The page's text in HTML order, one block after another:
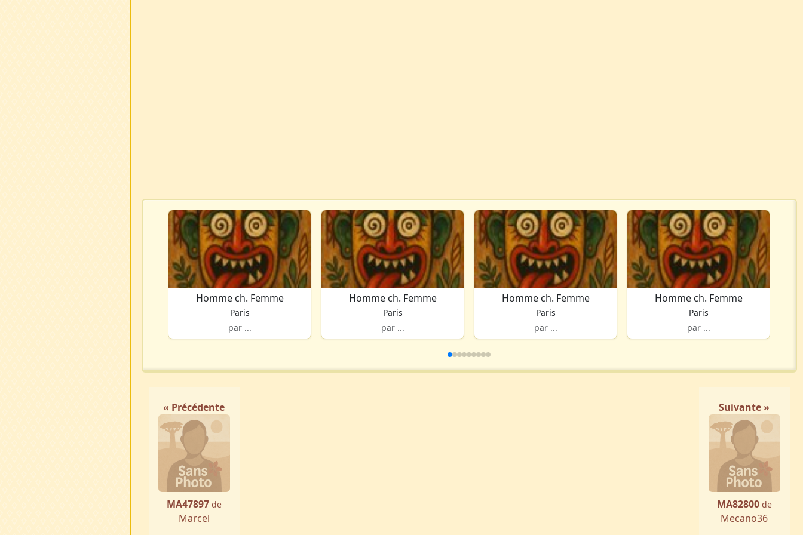
Homme ch. Femme
Paris
par ...
Homme ch. Femme
Paris
par ...
Homme ch. Femme
Paris
par ...
Homme ch. Femme
Paris
par ...
« Précédente
MA47897 de
Marcel
Suivante »
MA82800 de
Mecano36